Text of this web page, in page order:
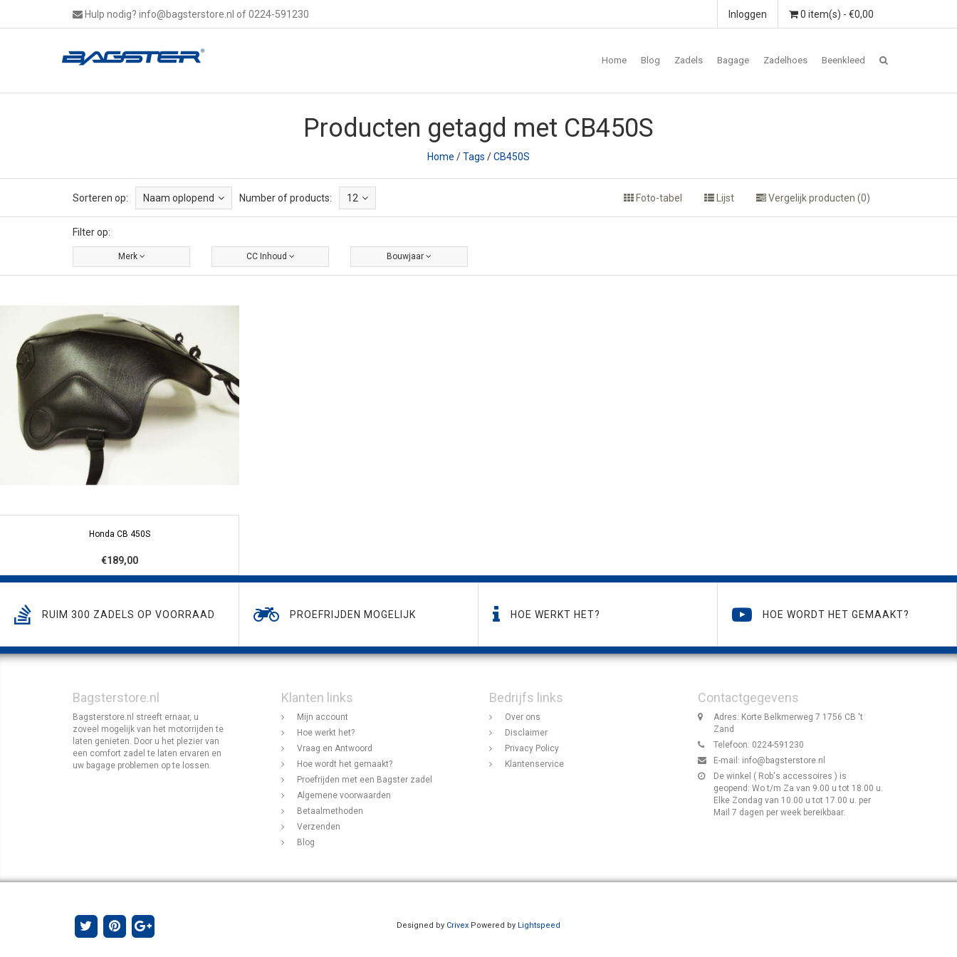
Hulp nodig? info@bagsterstore.nl of 0224-591230 0 item(s) - €0,00
Inloggen
Home Blog Zadels Bagage Zadelhoes Beenkleed
Producten getagd met CB450S
Home /Tags /CB450S
Sorteren op: Naam oplopend Number of products: 12 Foto-tabel Lijst Vergelijk producten (0)
Filter op:
Merk CC Inhoud Bouwjaar
Honda CB 450S
€189,00
RUIM 300 ZADELS OP VOORRAAD PROEFRIJDEN MOGELIJK HOE WERKT HET? HOE WORDT HET GEMAAKT?
Bagsterstore.nl
Bagsterstore.nl streeft ernaar, u
zoveel mogelijk van het motorrijden te
laten genieten. Door u het plezier van
een comfort zadel te laten ervaren en
uw bagage problemen op te lossen.
Klanten links
Mijn account
Hoe werkt het?
Vraag en Antwoord
Hoe wordt het gemaakt?
Proefrijden met een Bagster zadel
Algemene voorwaarden
Betaalmethoden
Verzenden
Blog
Bedrijfs links
Over ons
Disclaimer
Privacy Policy
Klantenservice
Contactgegevens
Adres: Korte Belkmerweg 7 1756 CB 't
Zand
Telefoon: 0224-591230
E-mail: info@bagsterstore.nl
De winkel ( Rob's accessoires ) is
geopend: Wo t/m Za van 9.00 u tot 18.00 u.
Elke Zondag van 10.00 u tot 17.00 u. per
Mail 7 dagen per week bereikbaar.
Designed by Crivex Powered by Lightspeed